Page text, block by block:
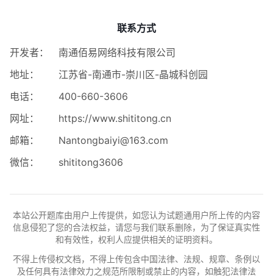
联系方式
开发者：
南通佰易网络科技有限公司
地址：
江苏省-南通市-崇川区-晶城科创园
电话：
400-660-3606
网址：
https://www.shititong.cn
邮箱：
Nantongbaiyi@163.com
微信：
shititong3606
本站公开题库由用户上传提供，如您认为试题通用户所上传的内容
信息侵犯了您的合法权益，请您与我们联系删除，为了保证真实性
和有效性，权利人应提供相关的证明资料。
不得上传侵权文档，不得上传包含中国法律、法规、规章、条例以
及任何具有法律效力之规范所限制或禁止的内容，如触犯法律法